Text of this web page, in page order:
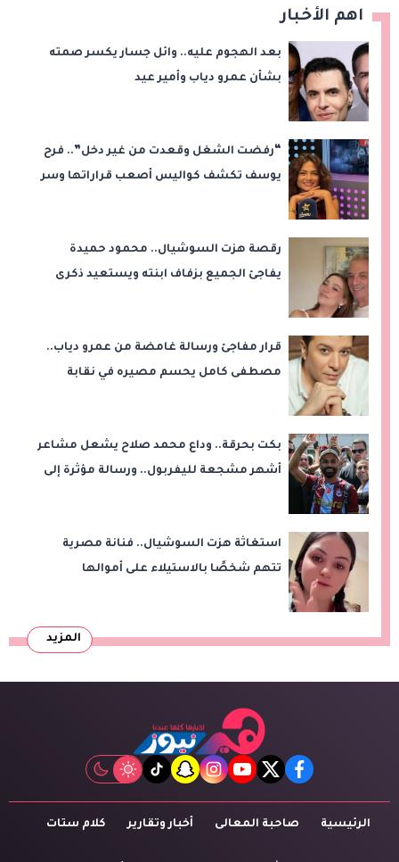
اهم الأخبار
بعد الهجوم عليه.. وائل جسار يكسر صمته
بشأن عمرو دياب وأمير عيد
“رفضت الشغل وقعدت من غير دخل”.. فرح
يوسف تكشف كواليس أصعب قراراتها وسر
رقصة هزت السوشيال.. محمود حميدة
يفاجئ الجميع بزفاف ابنته ويستعيد ذكرى
قرار مفاجئ ورسالة غامضة من عمرو دياب..
مصطفى كامل يحسم مصيره في نقابة
بكت بحرقة.. وداع محمد صلاح يشعل مشاعر
أشهر مشجعة لليفربول.. ورسالة مؤثرة إلى
استغاثة هزت السوشيال.. فنانة مصرية
تتهم شخصًا بالاستيلاء على أموالها
المزيد
facebook
twitter
youtube
instagram
snapchat
tiktok
الرئيسية صاحبة المعالى أخبار وتقارير كلام ستات